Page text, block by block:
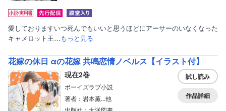
愛しておりますいつ死んでもいいと思うほどにアーサーのいなくなった
キャメロット王…もっと見る
花嫁の休日 αの花嫁 共鳴恋情ノベルス【イラスト付】
現在2巻
ボーイズラブ小説
著者：岩本薫...他
試し読み
作品詳細